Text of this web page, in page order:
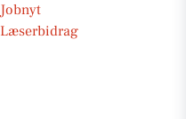
Jobnyt
Læserbidrag